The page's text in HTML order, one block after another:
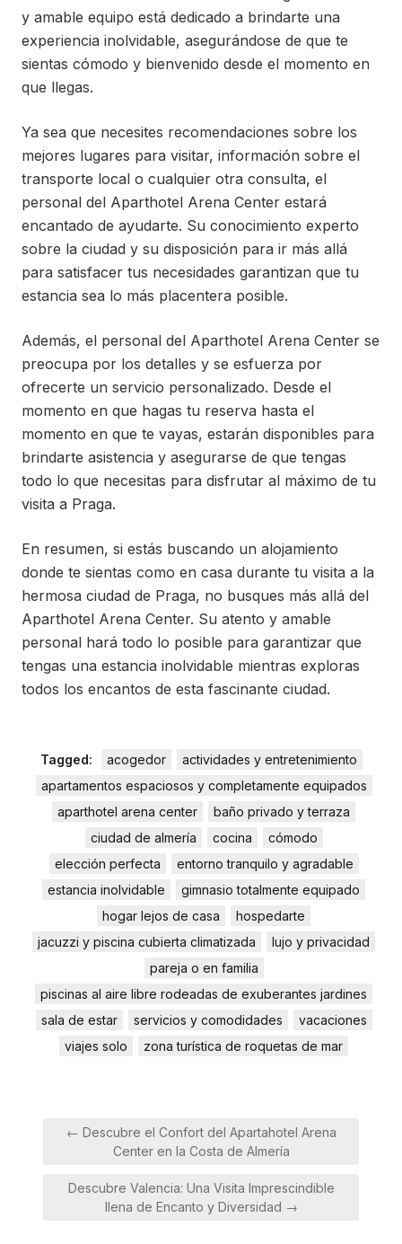
y amable equipo está dedicado a brindarte una
experiencia inolvidable, asegurándose de que te
sientas cómodo y bienvenido desde el momento en
que llegas.
Ya sea que necesites recomendaciones sobre los
mejores lugares para visitar, información sobre el
transporte local o cualquier otra consulta, el
personal del Aparthotel Arena Center estará
encantado de ayudarte. Su conocimiento experto
sobre la ciudad y su disposición para ir más allá
para satisfacer tus necesidades garantizan que tu
estancia sea lo más placentera posible.
Además, el personal del Aparthotel Arena Center se
preocupa por los detalles y se esfuerza por
ofrecerte un servicio personalizado. Desde el
momento en que hagas tu reserva hasta el
momento en que te vayas, estarán disponibles para
brindarte asistencia y asegurarse de que tengas
todo lo que necesitas para disfrutar al máximo de tu
visita a Praga.
En resumen, si estás buscando un alojamiento
donde te sientas como en casa durante tu visita a la
hermosa ciudad de Praga, no busques más allá del
Aparthotel Arena Center. Su atento y amable
personal hará todo lo posible para garantizar que
tengas una estancia inolvidable mientras exploras
todos los encantos de esta fascinante ciudad.
Tagged: acogedor
actividades y entretenimiento
apartamentos espaciosos y completamente equipados
aparthotel arena center
baño privado y terraza
ciudad de almería
cocina
cómodo
elección perfecta
entorno tranquilo y agradable
estancia inolvidable
gimnasio totalmente equipado
hogar lejos de casa
hospedarte
jacuzzi y piscina cubierta climatizada
lujo y privacidad
pareja o en familia
piscinas al aire libre rodeadas de exuberantes jardines
sala de estar
servicios y comodidades
vacaciones
viajes solo
zona turística de roquetas de mar
Navegación
← Descubre el Confort del Apartahotel Arena
Center en la Costa de Almería
Descubre Valencia: Una Visita Imprescindible
llena de Encanto y Diversidad →